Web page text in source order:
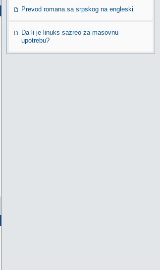
Prevod romana sa srpskog na engleski
Da li je linuks sazreo za masovnu
upotrebu?